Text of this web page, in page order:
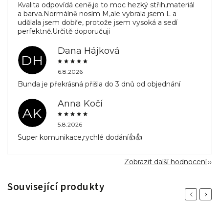
Kvalita odpovídá ceně,je to moc hezký střih,materiál
a barva.Normálně nosím M,ale vybrala jsem L a
udělala jsem dobře, protože jsem vysoká a sedí
perfektně.Určitě doporučuji
DH
Dana Hájková
6.8.2026
Bunda je překrásná přišla do 3 dnů od objednání
AK
Anna Kočí
5.8.2026
Super komunikace,rychlé dodání👍👍
Zobrazit další hodnocení
Související produkty
Previous
Next